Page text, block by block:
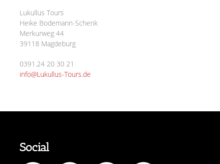
Lukullus Tours
Heike Bodemann-Schenk
Merkurweg 44
39118 Magdeburg
0391.24 20 30 21
info@Lukullus-Tours.de
Social